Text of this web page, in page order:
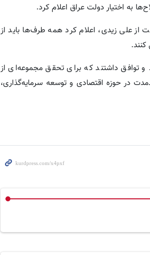
به اختیار دولت عراق اعلام کرد.
از علی زیدی، اعلام کرد همه طرف‌ها باید از
توافق داشتند که برای تحقق مجموعه‌ای از
در حوزه اقتصادی و توسعه سرمایه‌گذاری،